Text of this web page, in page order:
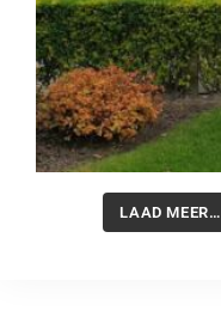
LAAD MEER…